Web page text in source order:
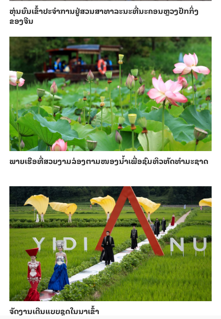
​ຫຸ່ນ​ຍົນ​ເຂົ້າ​ປະ​ຈຳ​ການ​ຢູ່​ສວນ​ສາ​ທາ​ລະ​ນະ​ທີ່​ນະ​ຄອນຫຼວງ​ປັກ​ກິ່ງ​
ຂອງ​ຈີນ
ພາຍ​ເຮືອທີ່​ສວຍ​ງາມ​ລ່ອງ​ຕາມ​​ໜອງນ້ຳ​​ເພື່ອ​ຊົມ​ທິວ​ທັດ​ທຳ​ມະ​ຊາດ
ຈັດງານເດີນແບບຊຸດໃນນາເຂົ້າ